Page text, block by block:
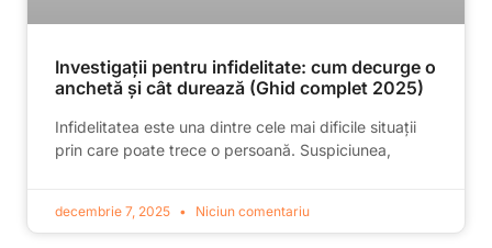
Investigații pentru infidelitate: cum decurge o
anchetă și cât durează (Ghid complet 2025)
Infidelitatea este una dintre cele mai dificile situații
prin care poate trece o persoană. Suspiciunea,
decembrie 7, 2025 Niciun comentariu